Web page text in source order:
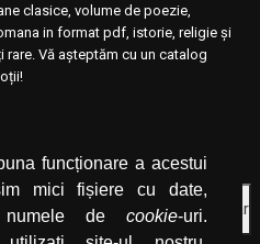
funcționare a acestui
mici fișiere cu date,
numele de cookie-uri.
clasice, volume de poezie,
in format pdf, istorie, religie și
Vă așteptăm cu un catalog
click pe butonul de abonare.